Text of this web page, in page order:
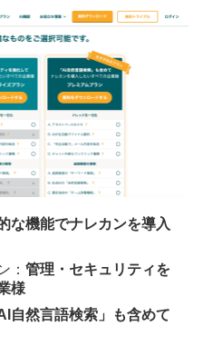
な機能でナレカンを導入
： 管理・セキュリティを
様
AI自然言語検索」も含めて